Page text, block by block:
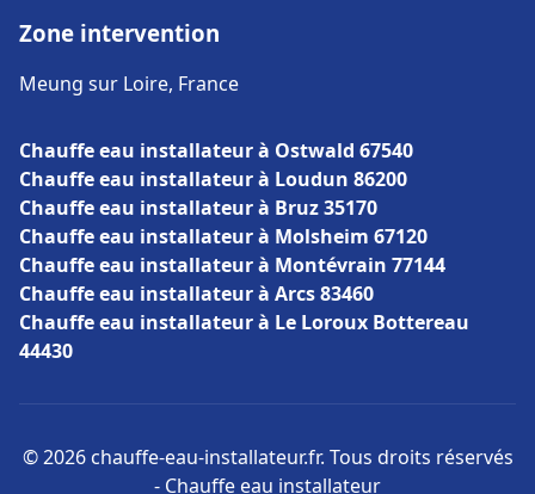
Zone intervention
Meung sur Loire, France
Chauffe eau installateur à Ostwald 67540
Chauffe eau installateur à Loudun 86200
Chauffe eau installateur à Bruz 35170
Chauffe eau installateur à Molsheim 67120
Chauffe eau installateur à Montévrain 77144
Chauffe eau installateur à Arcs 83460
Chauffe eau installateur à Le Loroux Bottereau
44430
© 2026 chauffe-eau-installateur.fr. Tous droits réservés
- Chauffe eau installateur